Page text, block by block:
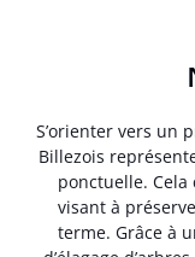
S’orienter vers un
Billezois
ponctuelle.
visant à
terme. Grâce à